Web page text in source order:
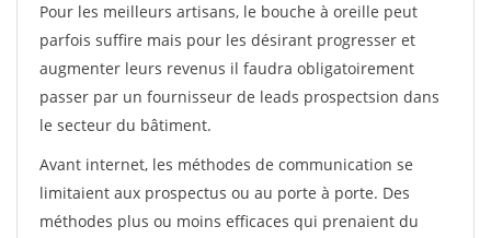
Pour les meilleurs artisans, le bouche à oreille peut
parfois suffire mais pour les désirant progresser et
augmenter leurs revenus il faudra obligatoirement
passer par un fournisseur de leads prospectsion dans
le secteur du bâtiment.
Avant internet, les méthodes de communication se
limitaient aux prospectus ou au porte à porte. Des
méthodes plus ou moins efficaces qui prenaient du